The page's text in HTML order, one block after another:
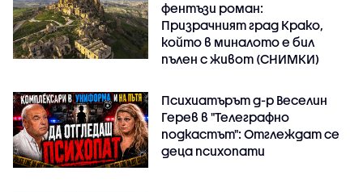
фентъзи роман:
Призрачният град Крако,
който в миналото е бил
пълен с живот (СНИМКИ)
Психиатърът д-р Веселин
Герев в "Телеграфно
подкастът": Отглеждат се
деца психопати